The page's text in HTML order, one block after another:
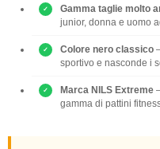
Gamma taglie molto
junior, donna e uomo
Colore nero classico
sportivo e nasconde i
Marca NILS Extreme
gamma di pattini